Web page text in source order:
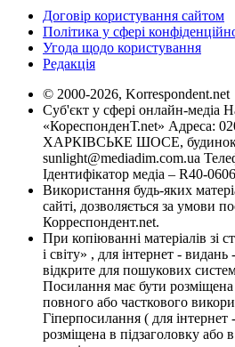
Договір користування сайтом
Політика у сфері
Угода щодо користування
Редакція
© 2000-2026, Korrespondent.net
Суб'єкт у сфері онлайн-медіа
«КореспонденТ.net» Адреса:
ХАРКІВСЬКЕ ШОСЕ, будинок
sunlight@mediadim.com.ua
Ідентифікатор медіа – R40-
Використання будь-яких
сайті, дозволяється за умови
Корреспондент.net.
При копіюванні матеріалів зі
і світу» , для інтернет -
відкрите для пошукових
Посилання має бути розміщена
повного або часткового
Гіперпосилання ( для
розміщена в підзаголовку або